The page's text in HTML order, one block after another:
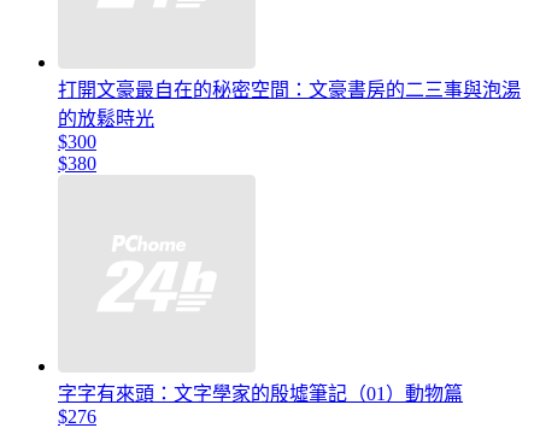
打開文豪最自在的秘密空間：文豪書房的二三事與泡湯
的放鬆時光
$300
$380
字字有來頭：文字學家的殷墟筆記（01）動物篇
$276